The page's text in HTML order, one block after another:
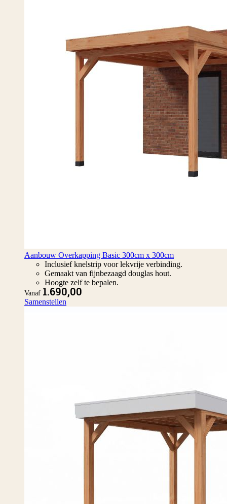
Aanbouw Overkapping Basic 300cm x 300cm
Inclusief knelstrip voor lekvrije verbinding.
Gemaakt van fijnbezaagd douglas hout.
Hoogte zelf te bepalen.
Vanaf 1.690,00
Samenstellen